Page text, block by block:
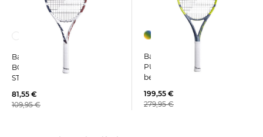
Babolat | Tennisschläger
BOOST DRIVE WHITE
STRUNG
81,55 €
109,95 €
Babolat | Tennisschläger
PURE AERO TEAM GEN9
besaitet
199,55 €
279,95 €